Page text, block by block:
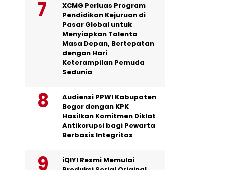
XCMG Perluas Program
Pendidikan Kejuruan di
Pasar Global untuk
Menyiapkan Talenta
Masa Depan, Bertepatan
dengan Hari
Keterampilan Pemuda
Sedunia
Audiensi PPWI Kabupaten
Bogor dengan KPK
Hasilkan Komitmen Diklat
Antikorupsi bagi Pewarta
Berbasis Integritas
iQIYI Resmi Memulai